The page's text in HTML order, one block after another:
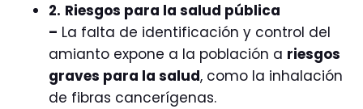
2. Riesgos para la salud pública
– La falta de identificación y control del
amianto expone a la población a riesgos
graves para la salud, como la inhalación
de fibras cancerígenas.